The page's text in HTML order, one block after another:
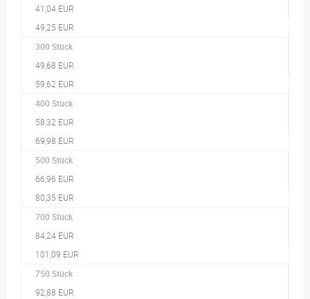
41,04 EUR
49,25 EUR
300 Stück
49,68 EUR
59,62 EUR
400 Stück
58,32 EUR
69,98 EUR
500 Stück
66,96 EUR
80,35 EUR
700 Stück
84,24 EUR
101,09 EUR
750 Stück
92,88 EUR